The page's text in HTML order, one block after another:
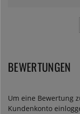
BEWERTUNGEN
Um eine Bewertung
Kundenkonto